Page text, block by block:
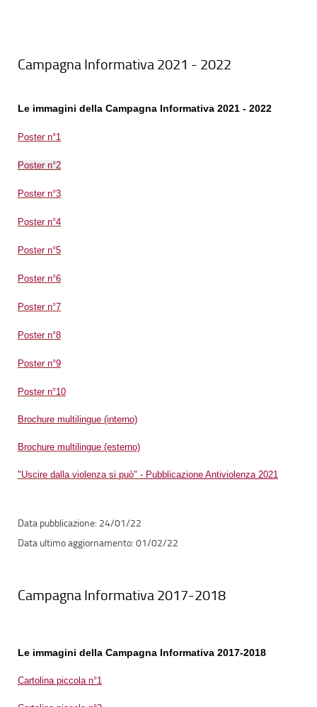
Campagna Informativa 2021 - 2022
Le immagini della Campagna Informativa 2021 - 2022
Poster n°1
Poster n°2
Poster n°3
Poster n°4
Poster n°5
Poster n°6
Poster n°7
Poster n°8
Poster n°9
Poster n°10
Brochure multilingue (interno)
Brochure multilingue (esterno)
"Uscire dalla violenza si può" - Pubblicazione Antiviolenza 2021
24/01/22
01/02/22
Campagna Informativa 2017-2018
Le immagini della Campagna Informativa 2017-2018
Cartolina piccola n°1